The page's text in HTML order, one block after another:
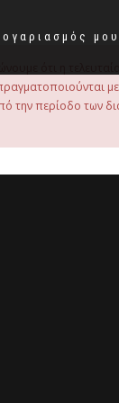
μου
την περίοδο των